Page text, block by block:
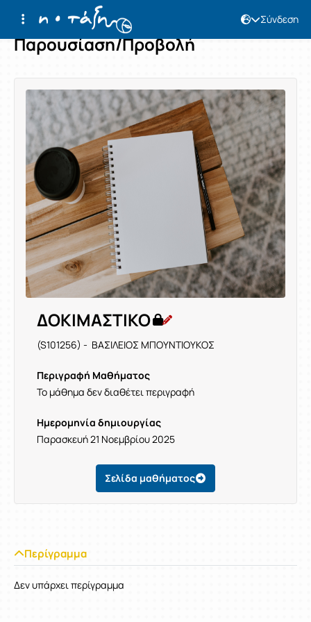
Σύνδεση
Παρουσίαση/Προβολή
ΔΟΚΙΜΑΣΤΙΚΟ
(S101256) - ΒΑΣΙΛΕΙΟΣ ΜΠΟΥΝΤΙΟΥΚΟΣ
Περιγραφή Μαθήματος
Το μάθημα δεν διαθέτει περιγραφή
Ημερομηνία δημιουργίας
Παρασκευή 21 Νοεμβρίου 2025
Σελίδα μαθήματος
Περίγραμμα
Δεν υπάρχει περίγραμμα